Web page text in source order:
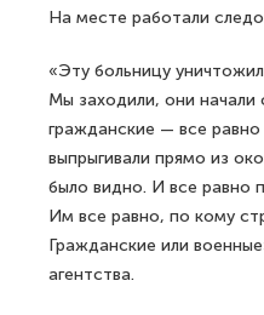
На месте работали
«Эту больницу
Мы заходили, они начали
гражданские — все равно
выпрыгивали прямо из
было видно. И все равно
Им все равно, по кому
Гражданские или
агентства.